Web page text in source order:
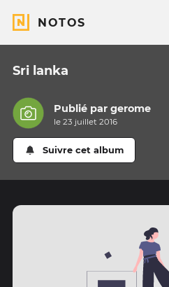
NOTOS
Sri lanka
Publié pargerome
le 23 juillet 2016
Suivre cet album